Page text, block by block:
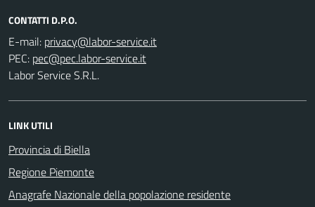
CONTATTI D.P.O.
E-mail:
PEC:
Labor Service S.R.L.
LINK UTILI
Provincia di Biella
Regione Piemonte
Anagrafe Nazionale della popolazione residente